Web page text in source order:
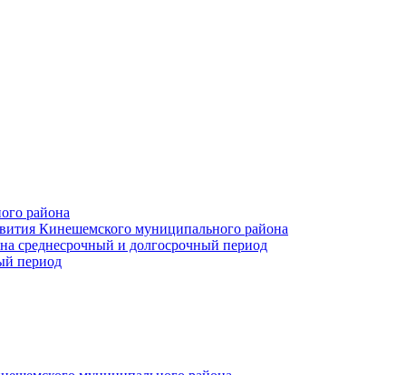
района
Кинешемского муниципального района
среднесрочный и долгосрочный период
период